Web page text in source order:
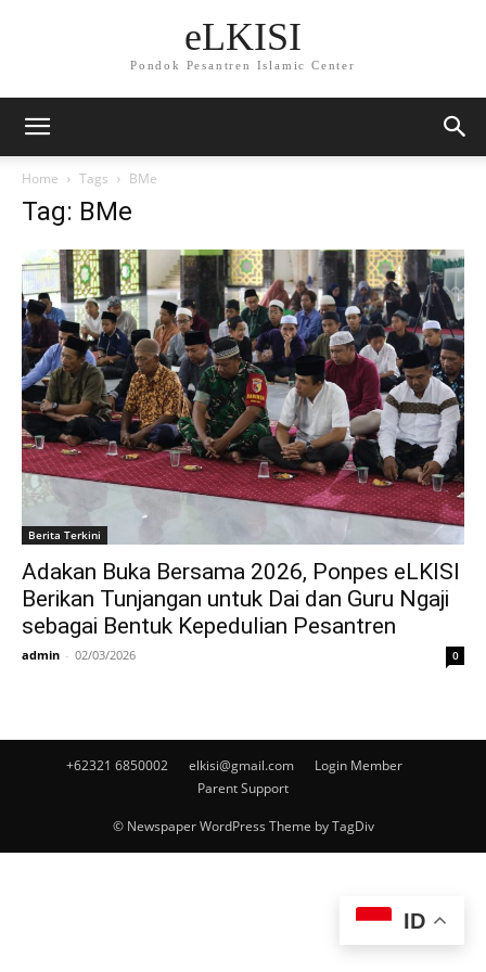
eLKISI
Pondok Pesantren Islamic Center
Home Tags BMe
Tag: BMe
Berita Terkini
Adakan Buka Bersama 2026, Ponpes eLKISI
Berikan Tunjangan untuk Dai dan Guru Ngaji
sebagai Bentuk Kepedulian Pesantren
admin - 02/03/2026 0
+62321 6850002 elkisi@gmail.com
Login Member
Parent Support
© Newspaper WordPress Theme by TagDiv
ID